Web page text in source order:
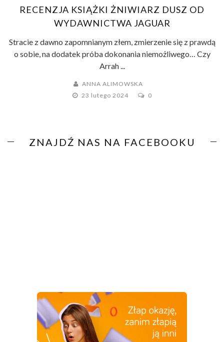
RECENZJA KSIĄŻKI ŻNIWIARZ DUSZ OD
WYDAWNICTWA JAGUAR
Stracie z dawno zapomnianym złem, zmierzenie się z prawdą
o sobie, na dodatek próba dokonania niemożliwego… Czy
Arrah ...
ANNA ALIMOWSKA
23 lutego 2024
0
ZNAJDŹ NAS NA FACEBOOKU